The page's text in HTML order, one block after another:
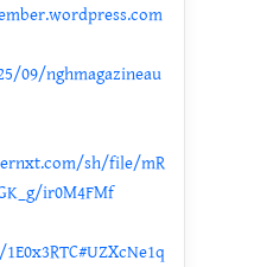
09/nghmagazineau
sh/file/mR
ir0M4FMf